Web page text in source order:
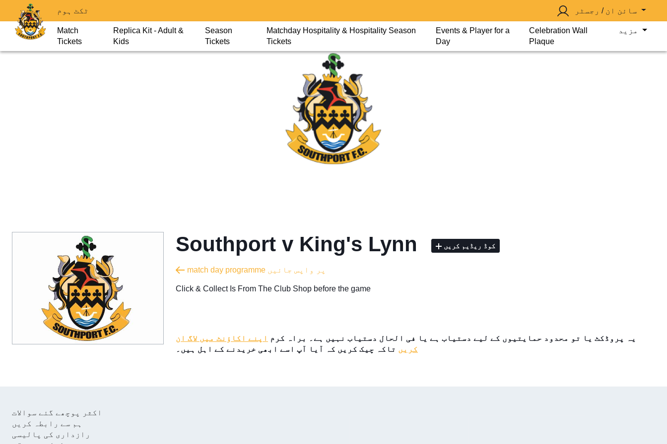
ٹکٹ ہوم
Match
Tickets
Replica Kit - Adult &
Kids
Season
Tickets
Matchday Hospitality & Hospitality Season
Tickets
Events & Player for a
Day
Celebration Wall
Plaque
Southport v King's Lynn کوڈ ریڈیم کریں
match day programme پر واپس جائیں
​Click & Collect Is From The Club Shop before the game
یہ پروڈکٹ یا تو محدود حمایتیوں کے لیے دستیاب ہے یا فی الحال دستیاب نہیں ہے۔ براہ کرم اپنے اکاؤنٹ میں لاگ ان
کریں تاکہ چیک کریں کہ آیا آپ اسے ابھی خریدنے کے اہل ہیں۔
اکثر پوچھے گئے سوالات
ہم سے رابطہ کریں
رازداری کی پالیسی